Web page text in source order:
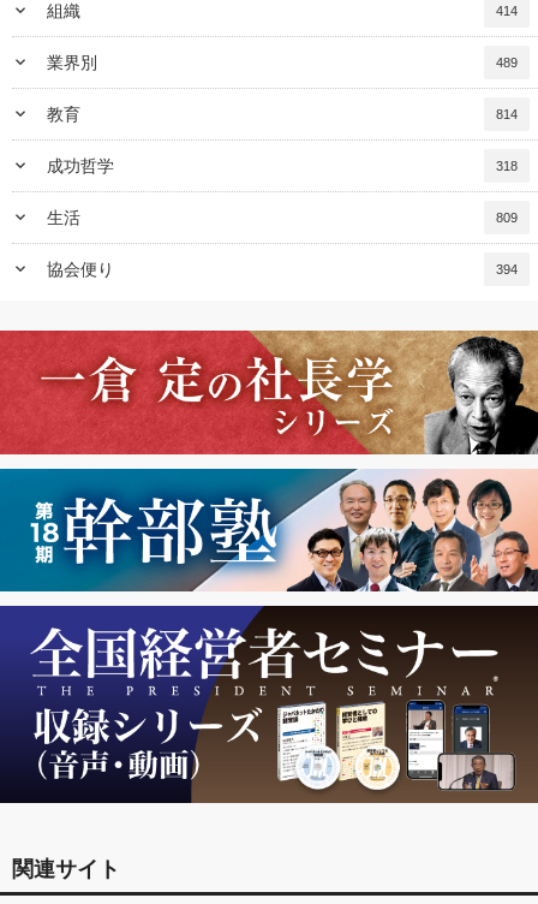
keyboard_arrow_down 組織 414
keyboard_arrow_down 業界別 489
keyboard_arrow_down 教育 814
keyboard_arrow_down 成功哲学 318
keyboard_arrow_down 生活 809
keyboard_arrow_down 協会便り 394
関連サイト